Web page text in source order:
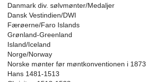
Danmark div. sølvmønter/Medaljer
Dansk Vestindien/DWI
Færøerne/Faro Islands
Grønland-Greenland
Island/Iceland
Norge/Norway
Norske mønter før møntkonventionen i 1873
Hans 1481-1513